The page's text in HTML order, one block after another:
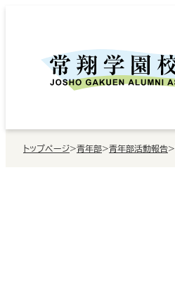
トップページ>青年部>青年部活動報告>